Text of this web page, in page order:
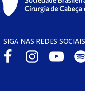
SIGA NAS REDES SOCIAIS